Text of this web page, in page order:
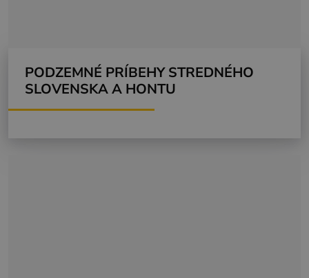
PODZEMNÉ PRÍBEHY STREDNÉHO
SLOVENSKA A HONTU